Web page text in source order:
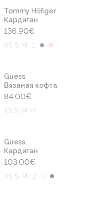
Tommy Hilfiger
Кардиган
136.90€
XS S M +1
Guess
Вязаная кофта
84.00€
XS S M +2
Guess
Кардиган
103.00€
XS S M +2